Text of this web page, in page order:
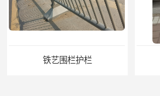
悬臂式标志杆